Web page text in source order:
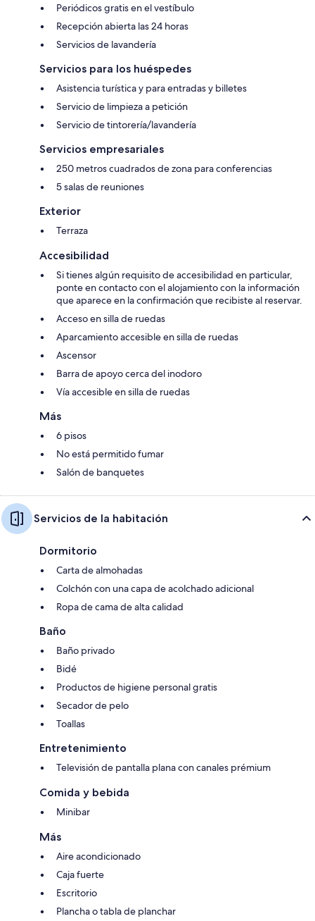
Periódicos gratis en el vestíbulo
Recepción abierta las 24 horas
Servicios de lavandería
Servicios para los huéspedes
Asistencia turística y para entradas y billetes
Servicio de limpieza a petición
Servicio de tintorería/lavandería
Servicios empresariales
250 metros cuadrados de zona para conferencias
5 salas de reuniones
Exterior
Terraza
Accesibilidad
Si tienes algún requisito de accesibilidad en particular,
ponte en contacto con el alojamiento con la información
que aparece en la confirmación que recibiste al reservar.
Acceso en silla de ruedas
Aparcamiento accesible en silla de ruedas
Ascensor
Barra de apoyo cerca del inodoro
Vía accesible en silla de ruedas
Más
6 pisos
No está permitido fumar
Salón de banquetes
Servicios de la habitación
Dormitorio
Carta de almohadas
Colchón con una capa de acolchado adicional
Ropa de cama de alta calidad
Baño
Baño privado
Bidé
Productos de higiene personal gratis
Secador de pelo
Toallas
Entretenimiento
Televisión de pantalla plana con canales prémium
Comida y bebida
Minibar
Más
Aire acondicionado
Caja fuerte
Escritorio
Plancha o tabla de planchar